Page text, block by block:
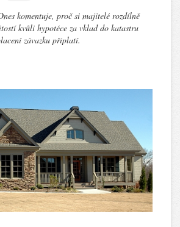
komentuje, proč si majitelé rozdílně
kvůli hypotéce za vklad do katastru
závazku připlatí.